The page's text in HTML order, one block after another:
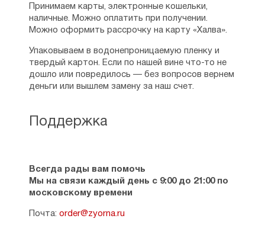
Поддержка
Всегда рады вам помочь
Мы на связи каждый день с 9:00 до 21:00 по
московскому времени
Почта: order@zyorna.ru
Принимаем карты, электронные кошельки,
наличные. Можно оплатить при получении.
Можно оформить рассрочку на карту «Халва».
Упаковываем в водонепроницаемую пленку и
твердый картон. Если по нашей вине что-то не
дошло или повредилось — без вопросов вернем
деньги или вышлем замену за наш счет.